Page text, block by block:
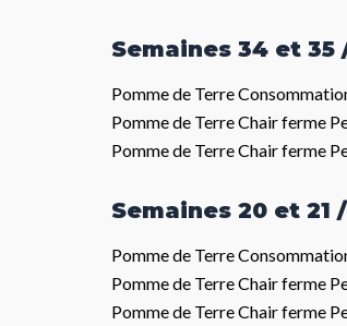
Semaines 34 et 35
Pomme de Terre
Pomme de Terre Chair ferme
Pomme de Terre Chair ferme
Semaines 20 et 21
Pomme de Terre
Pomme de Terre Chair ferme
Pomme de Terre Chair ferme